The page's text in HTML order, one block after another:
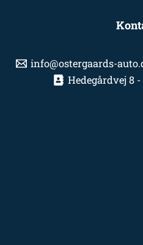
info@ostergaards-
Hedegårdvej 8